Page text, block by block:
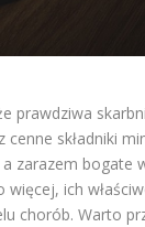
prawdziwa
składniki
zarazem bogate
ich
chorób. Warto